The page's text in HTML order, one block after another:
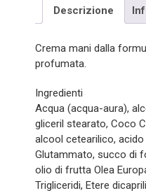
Descrizione
Crema mani dalla
profumata.
Ingredienti
Acqua (acqua-aura),
gliceril stearato, Coco
alcool cetearilico,
Glutammato, succo di
olio di frutta Olea
Trigliceridi, Etere